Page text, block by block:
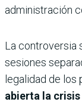
administración
La controversia
sesiones
legalidad de los
abierta la